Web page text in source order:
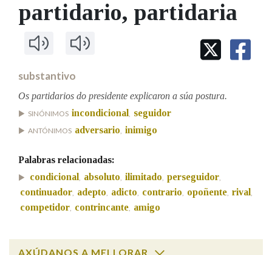
IDENTIDADE CORPORATIVA
MARCIAL DEL ADALID
CASA-MUSEO EMILIA PARDO
FIGURAS HOMENAXEADAS
PORTAL DAS PALABRAS
Facebook
TwitterYoutubeInstagram
Bluesky
BUSCAR NOS LEMAS
Comeza por
Contén
BUSCAR NO CONTIDO
Nas definicións
partidario, partidaria
substantivo
Os partidarios do presidente explicaron a súa postura.
SINÓNIMOS incondicional , seguidor
ANTÓNIMOS adversario, inimigo
Palabras relacionadas:
condicional , absoluto, ilimitado, perseguidor,
continuador, adepto, adicto, contrario, opoñente, rival ,
competidor, contrincante, amigo
AXÚDANOS A MELLORAR